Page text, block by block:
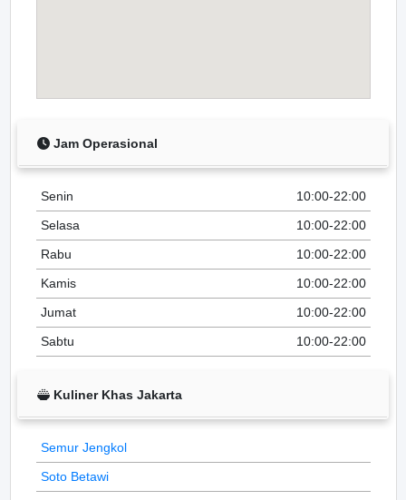
Jam Operasional
Senin
10:00-22:00
Selasa
10:00-22:00
Rabu
10:00-22:00
Kamis
10:00-22:00
Jumat
10:00-22:00
Sabtu
10:00-22:00
Kuliner Khas Jakarta
Semur Jengkol
Soto Betawi